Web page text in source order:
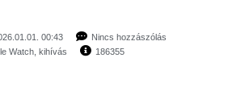
00:43
Nincs hozzászólás
Watch kihívás 186355